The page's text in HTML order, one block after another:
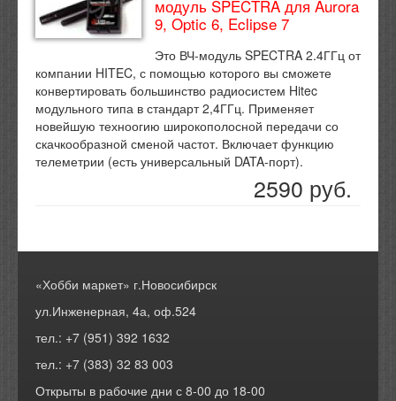
модуль SPECTRA для Aurora
9, Optic 6, Eclipse 7
Это ВЧ-модуль SPECTRA 2.4ГГц от
компании HITEC, с помощью которого вы сможете
конвертировать большинство радиосистем Hitec
модульного типа в стандарт 2,4ГГц. Применяет
новейшую техноогию широкополосной передачи со
скачкообразной сменой частот. Включает функцию
телеметрии (есть универсальный DATA-порт).
2590 руб.
«Хобби маркет» г.Новосибирск
ул.Инженерная, 4а, оф.524
тел.: +7 (951) 392 1632
тел.: +7 (383) 32 83 003
Открыты в рабочие дни с 8-00 до 18-00